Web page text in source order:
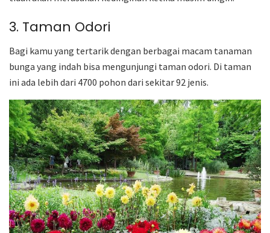
3. Taman Odori
Bagi kamu yang tertarik dengan berbagai macam tanaman
bunga yang indah bisa mengunjungi taman odori. Di taman
ini ada lebih dari 4700 pohon dari sekitar 92 jenis.